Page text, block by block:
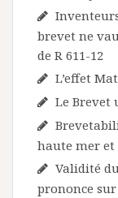
brevet ne
de R 611-12
L’effet
Le Brevet
haute mer
Validité
prononce